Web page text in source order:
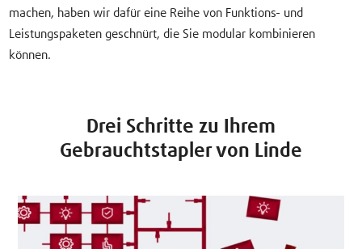
machen, haben wir dafür eine Reihe von Funktions- und
Leistungspaketen geschnürt, die Sie modular kombinieren
können.
Drei Schritte zu Ihrem
Gebrauchtstapler von Linde